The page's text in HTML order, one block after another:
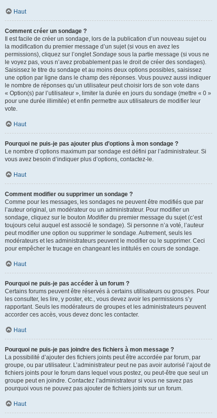
Haut
Comment créer un sondage ?
Il est facile de créer un sondage, lors de la publication d’un nouveau sujet ou
la modification du premier message d’un sujet (si vous en avez les
permissions), cliquez sur l’ongletSondage sous la partie message (si vous ne
le voyez pas, vous n’avez probablement pas le droit de créer des sondages).
Saisissez le titre du sondage et au moins deux options possibles, saisissez
une option par ligne dans le champ des réponses. Vous pouvez aussi indiquer
le nombre de réponses qu’un utilisateur peut choisir lors de son vote dans
« Option(s) par l’utilisateur », limiter la durée en jours du sondage (mettre « 0 »
pour une durée illimitée) et enfin permettre aux utilisateurs de modifier leur
vote.
Haut
Pourquoi ne puis-je pas ajouter plus d’options à mon sondage ?
Le nombre d’options maximum par sondage est défini par l’administrateur. Si
vous avez besoin d’indiquer plus d’options, contactez-le.
Haut
Comment modifier ou supprimer un sondage ?
Comme pour les messages, les sondages ne peuvent être modifiés que par
l’auteur original, un modérateur ou un administrateur. Pour modifier un
sondage, cliquez sur le bouton Modifierdu premier message du sujet (c’est
toujours celui auquel est associé le sondage). Si personne n’a voté, l’auteur
peut modifier une option ou supprimer le sondage. Autrement, seuls les
modérateurs et les administrateurs peuvent le modifier ou le supprimer. Ceci
pour empêcher le trucage en changeant les intitulés en cours de sondage.
Haut
Pourquoi ne puis-je pas accéder à un forum ?
Certains forums peuvent être réservés à certains utilisateurs ou groupes. Pour
les consulter, les lire, y poster, etc., vous devez avoir les permissions s’y
rapportant. Seuls les modérateurs de groupes et les administrateurs peuvent
accorder ces accès, vous devez donc les contacter.
Haut
Pourquoi ne puis-je pas joindre des fichiers à mon message ?
La possibilité d’ajouter des fichiers joints peut être accordée par forum, par
groupe, ou par utilisateur. L’administrateur peut ne pas avoir autorisé l’ajout de
fichiers joints pour le forum dans lequel vous postez, ou peut-être que seul un
groupe peut en joindre. Contactez l’administrateur si vous ne savez pas
pourquoi vous ne pouvez pas ajouter de fichiers joints sur un forum.
Haut